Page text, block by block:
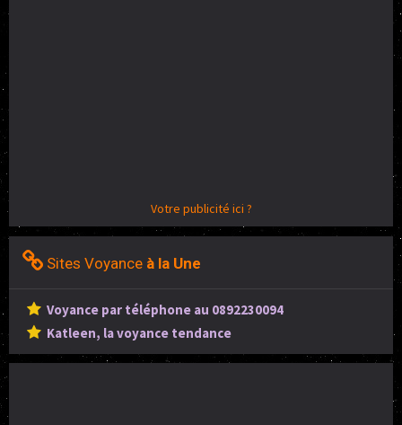
Votre publicité ici ?
Sites Voyance à la Une
Voyance par téléphone au 0892230094
Katleen, la voyance tendance